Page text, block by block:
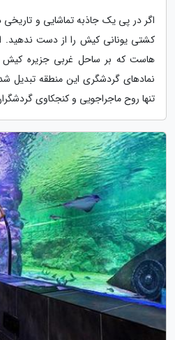
اگر در پی یک جاذبه تماشایی و
کشتی یونانی کیش را از دست ندهید.
هاست که بر ساحل غربی جزیره
نمادهای گردشگری این منطقه
تنها روح ماجراجویی و کنجکاوی